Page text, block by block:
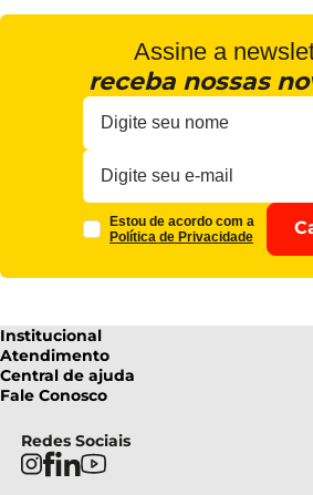
Assine a
receba nossas
Estou de acordo com a
Política de Privacidade
Institucional
Sobre Nós
Nossas Lojas
Privacidade e Segurança
Termos e Condições
Atendimento
Formas de pagamento
Regulamentos
Central de ajuda
Fale Conosco
Frete e Entrega
Troca e Devoluções
Fale Conosco
(085) 3214-7900
Segunda a Sexta: 08h as 18h | Sábado
: 08h ás 12h
Redes Sociais